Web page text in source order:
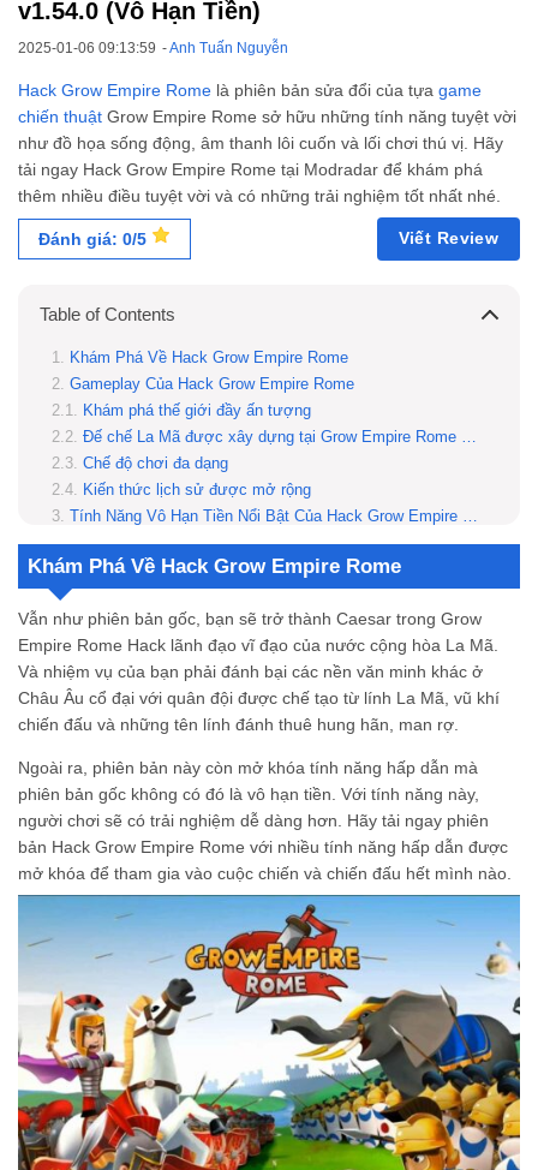
v1.54.0 (Vô Hạn Tiền)
2025-01-06 09:13:59 -Anh Tuấn Nguyễn
Hack Grow Empire Rome là phiên bản sửa đổi của tựa game
chiến thuật Grow Empire Rome sở hữu những tính năng tuyệt vời
như đồ họa sống động, âm thanh lôi cuốn và lối chơi thú vị. Hãy
tải ngay Hack Grow Empire Rome tại Modradar để khám phá
thêm nhiều điều tuyệt vời và có những trải nghiệm tốt nhất nhé.
Đánh giá: 0/5 Viết Review
Table of Contents
Khám Phá Về Hack Grow Empire Rome
Gameplay Của Hack Grow Empire Rome
Khám phá thế giới đầy ấn tượng
Đế chế La Mã được xây dựng tại Grow Empire Rome Mod Apk
Chế độ chơi đa dạng
Kiến thức lịch sử được mở rộng
Tính Năng Vô Hạn Tiền Nổi Bật Của Hack Grow Empire Rome
Hướng Dẫn Cách Tải Xuống Hack Grow Empire Rome
Hack Grow Empire Rome là phiên bản game thuộc thể loại game gì?
Tính năng nổi bật của Hack Grow Empire Rome?
Khám Phá Về Hack Grow Empire Rome
Vẫn như phiên bản gốc, bạn sẽ trở thành Caesar trong Grow
Empire Rome Hack lãnh đạo vĩ đạo của nước cộng hòa La Mã.
Và nhiệm vụ của bạn phải đánh bại các nền văn minh khác ở
Châu Âu cổ đại với quân đội được chế tạo từ lính La Mã, vũ khí
chiến đấu và những tên lính đánh thuê hung hãn, man rợ.
Ngoài ra, phiên bản này còn mở khóa tính năng hấp dẫn mà
phiên bản gốc không có đó là vô hạn tiền. Với tính năng này,
người chơi sẽ có trải nghiệm dễ dàng hơn. Hãy tải ngay phiên
bản Hack Grow Empire Rome với nhiều tính năng hấp dẫn được
mở khóa để tham gia vào cuộc chiến và chiến đấu hết mình nào.